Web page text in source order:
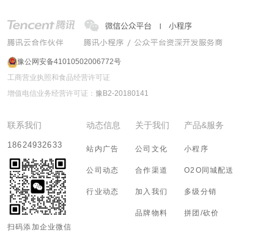
豫公网安备41010502006772号
工商营业执照和食品经营许可证
增值电信业务经营许可证： 豫B2-20180141
联系我们
18624932633
扫码添加企业微信
动态信息
站内广告
公司动态
行业动态
关于我们
公司文化
合作渠道
加入我们
品牌物料
产品&服务
小程序
O2O同城配送
多级分销
拼团/砍价